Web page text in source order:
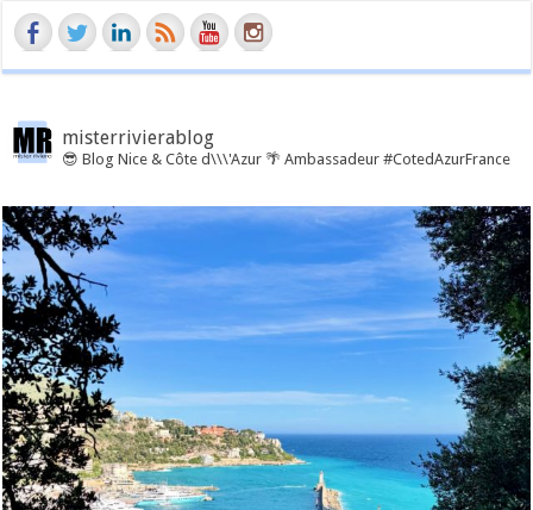
misterrivierablog
😎 Blog Nice & Côte d\\\'Azur 🌴 Ambassadeur #CotedAzurFrance